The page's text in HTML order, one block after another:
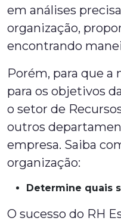
em análises
organização,
encontrando
Porém, para que
para os objetivos
o setor de
outros
empresa. Saiba
organização:
Determine quais
O sucesso do RH